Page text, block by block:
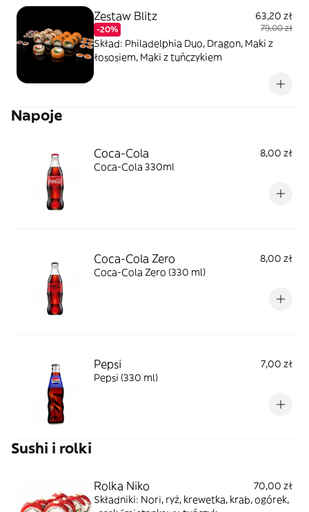
Zestaw Blitz
-20%
63,20 zł
79,00 zł
Skład: Philadelphia Duo, Dragon, Maki z
łososiem, Maki z tuńczykiem
Napoje
Coca-Cola
8,00 zł
Coca-Cola 330ml
Coca-Cola Zero
8,00 zł
Coca-Cola Zero (330 ml)
Pepsi
7,00 zł
Pepsi (330 ml)
Sushi i rolki
Rolka Niko
70,00 zł
Składniki: Nori, ryż, krewetka, krab, ogórek,